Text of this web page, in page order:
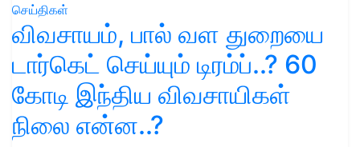
செய்திகள்
விவசாயம், பால் வள துறையை
டார்கெட் செய்யும் டிரம்ப்..? 60
கோடி இந்திய விவசாயிகள்
நிலை என்ன..?